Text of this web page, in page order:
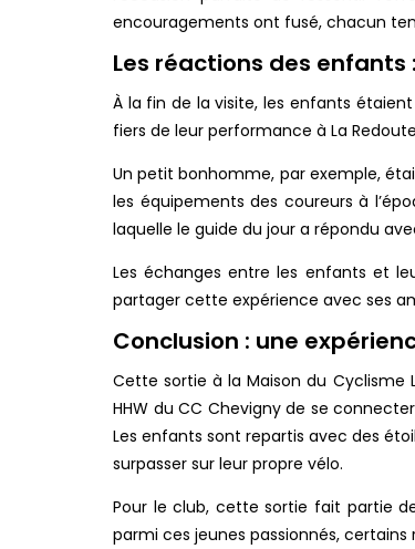
encouragements ont fusé, chacun
Les réactions des
À la fin de la visite, les enfants
fiers de leur performance à La
Un petit bonhomme, par exemple,
les équipements des coureurs à
laquelle le guide du jour a répondu
Les échanges entre les enfants et
partager cette expérience avec ses
Conclusion : une
Cette sortie à la Maison du Cyclisme
HHW du CC Chevigny de se
Les enfants sont repartis avec des
surpasser sur leur propre vélo.
Pour le club, cette sortie fait partie
parmi ces jeunes passionnés,